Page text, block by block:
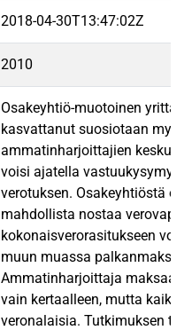
2018-04-30T13:47:02Z
2010
Osakeyhtiö-muotoinen
kasvattanut suosiotaan
ammatinharjoittajien
voisi ajatella
verotuksen. Osakeyhtiöstä
mahdollista nostaa
kokonaisverorasitukseen
muun muassa
Ammatinharjoittaja maksaa
vain kertaalleen, mutta
veronalaisia. Tutkimuksen